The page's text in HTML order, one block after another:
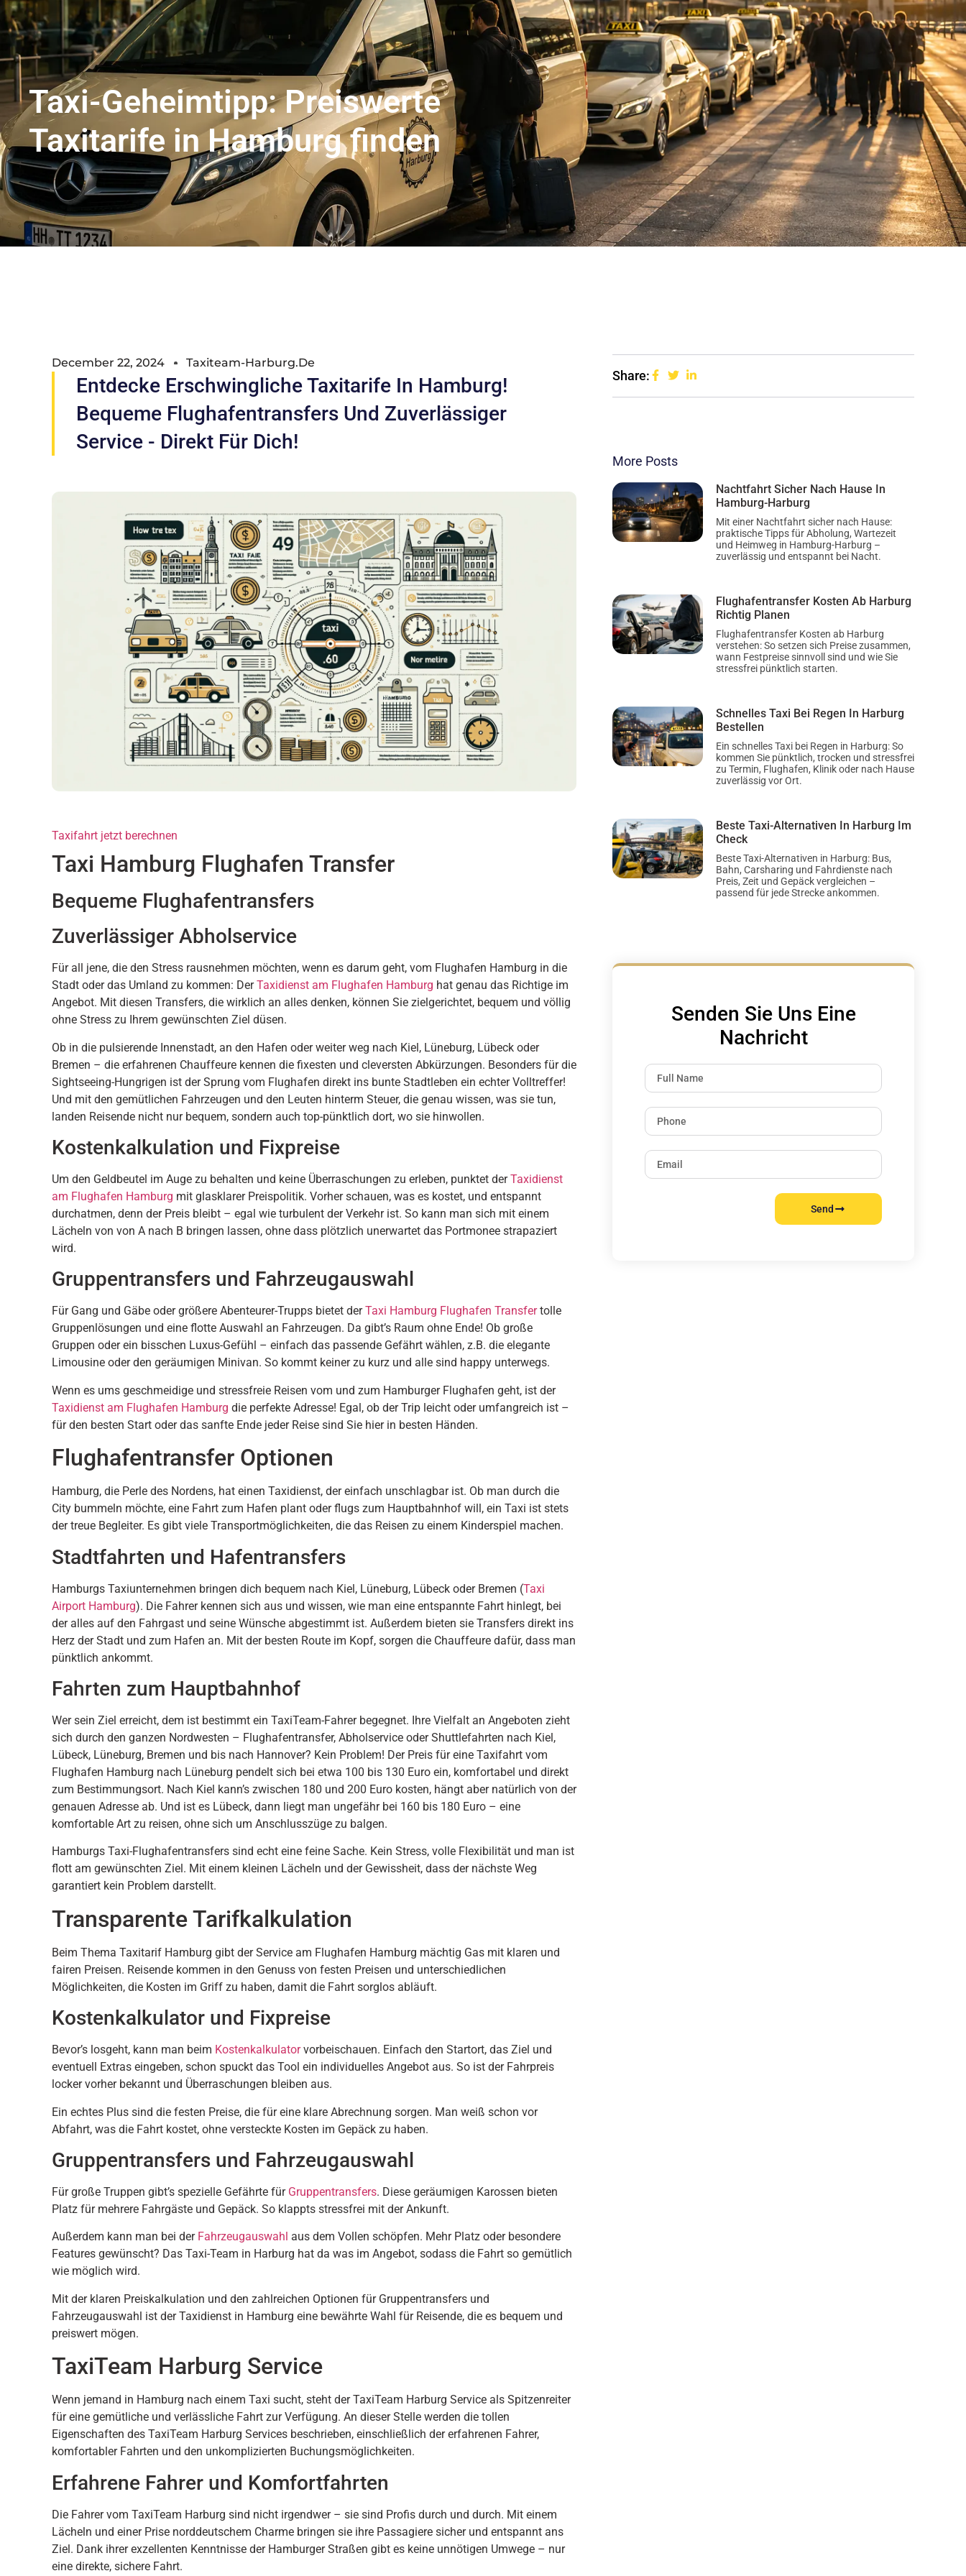
Flughafentransfer Hamburg Unser Abholservice Unser Großraumtaxi Service Krankenfahrten
Blog
Impressum
Mehr
Fahrt
buchen
DE
Taxi-Geheimtipp: Preiswerte
Taxitarife in Hamburg finden
December 22, 2024 Taxiteam-Harburg.de
Entdecke Erschwingliche Taxitarife In Hamburg!
Bequeme Flughafentransfers Und Zuverlässiger
Service - Direkt Für Dich!
Taxifahrt jetzt berechnen
Taxi Hamburg Flughafen Transfer
Bequeme Flughafentransfers
Zuverlässiger Abholservice
Für all jene, die den Stress rausnehmen möchten, wenn es darum geht, vom Flughafen Hamburg in die
Stadt oder das Umland zu kommen: DerTaxidienst am Flughafen Hamburg hat genau das Richtige im
Angebot. Mit diesen Transfers, die wirklich an alles denken, können Sie zielgerichtet, bequem und völlig
ohne Stress zu Ihrem gewünschten Ziel düsen.
Ob in die pulsierende Innenstadt, an den Hafen oder weiter weg nach Kiel, Lüneburg, Lübeck oder
Bremen – die erfahrenen Chauffeure kennen die fixesten und cleversten Abkürzungen. Besonders für die
Sightseeing-Hungrigen ist der Sprung vom Flughafen direkt ins bunte Stadtleben ein echter Volltreffer!
Und mit den gemütlichen Fahrzeugen und den Leuten hinterm Steuer, die genau wissen, was sie tun,
landen Reisende nicht nur bequem, sondern auch top-pünktlich dort, wo sie hinwollen.
Kostenkalkulation und Fixpreise
Um den Geldbeutel im Auge zu behalten und keine Überraschungen zu erleben, punktet derTaxidienst
am Flughafen Hamburg mit glasklarer Preispolitik. Vorher schauen, was es kostet, und entspannt
durchatmen, denn der Preis bleibt – egal wie turbulent der Verkehr ist. So kann man sich mit einem
Lächeln von von A nach B bringen lassen, ohne dass plötzlich unerwartet das Portmonee strapaziert
wird.
Gruppentransfers und Fahrzeugauswahl
Für Gang und Gäbe oder größere Abenteurer-Trupps bietet derTaxi Hamburg Flughafen Transfertolle
Gruppenlösungen und eine flotte Auswahl an Fahrzeugen. Da gibt’s Raum ohne Ende! Ob große
Gruppen oder ein bisschen Luxus-Gefühl – einfach das passende Gefährt wählen, z.B. die elegante
Limousine oder den geräumigen Minivan. So kommt keiner zu kurz und alle sind happy unterwegs.
Wenn es ums geschmeidige und stressfreie Reisen vom und zum Hamburger Flughafen geht, ist der
Taxidienst am Flughafen Hamburg die perfekte Adresse! Egal, ob der Trip leicht oder umfangreich ist –
für den besten Start oder das sanfte Ende jeder Reise sind Sie hier in besten Händen.
Flughafentransfer Optionen
Hamburg, die Perle des Nordens, hat einen Taxidienst, der einfach unschlagbar ist. Ob man durch die
City bummeln möchte, eine Fahrt zum Hafen plant oder flugs zum Hauptbahnhof will, ein Taxi ist stets
der treue Begleiter. Es gibt viele Transportmöglichkeiten, die das Reisen zu einem Kinderspiel machen.
Stadtfahrten und Hafentransfers
Hamburgs Taxiunternehmen bringen dich bequem nach Kiel, Lüneburg, Lübeck oder Bremen (Taxi
Airport Hamburg). Die Fahrer kennen sich aus und wissen, wie man eine entspannte Fahrt hinlegt, bei
der alles auf den Fahrgast und seine Wünsche abgestimmt ist. Außerdem bieten sie Transfers direkt ins
Herz der Stadt und zum Hafen an. Mit der besten Route im Kopf, sorgen die Chauffeure dafür, dass man
pünktlich ankommt.
Fahrten zum Hauptbahnhof
Wer sein Ziel erreicht, dem ist bestimmt ein TaxiTeam-Fahrer begegnet. Ihre Vielfalt an Angeboten zieht
sich durch den ganzen Nordwesten – Flughafentransfer, Abholservice oder Shuttlefahrten nach Kiel,
Lübeck, Lüneburg, Bremen und bis nach Hannover? Kein Problem! Der Preis für eine Taxifahrt vom
Flughafen Hamburg nach Lüneburg pendelt sich bei etwa 100 bis 130 Euro ein, komfortabel und direkt
zum Bestimmungsort. Nach Kiel kann’s zwischen 180 und 200 Euro kosten, hängt aber natürlich von der
genauen Adresse ab. Und ist es Lübeck, dann liegt man ungefähr bei 160 bis 180 Euro – eine
komfortable Art zu reisen, ohne sich um Anschlusszüge zu balgen.
Hamburgs Taxi-Flughafentransfers sind echt eine feine Sache. Kein Stress, volle Flexibilität und man ist
flott am gewünschten Ziel. Mit einem kleinen Lächeln und der Gewissheit, dass der nächste Weg
garantiert kein Problem darstellt.
Transparente Tarifkalkulation
Beim Thema Taxitarif Hamburg gibt der Service am Flughafen Hamburg mächtig Gas mit klaren und
fairen Preisen. Reisende kommen in den Genuss von festen Preisen und unterschiedlichen
Möglichkeiten, die Kosten im Griff zu haben, damit die Fahrt sorglos abläuft.
Kostenkalkulator und Fixpreise
Bevor’s losgeht, kann man beim Kostenkalkulatorvorbeischauen. Einfach den Startort, das Ziel und
eventuell Extras eingeben, schon spuckt das Tool ein individuelles Angebot aus. So ist der Fahrpreis
locker vorher bekannt und Überraschungen bleiben aus.
Ein echtes Plus sind die festen Preise, die für eine klare Abrechnung sorgen. Man weiß schon vor
Abfahrt, was die Fahrt kostet, ohne versteckte Kosten im Gepäck zu haben.
Gruppentransfers und Fahrzeugauswahl
Für große Truppen gibt’s spezielle Gefährte für Gruppentransfers. Diese geräumigen Karossen bieten
Platz für mehrere Fahrgäste und Gepäck. So klappts stressfrei mit der Ankunft.
Außerdem kann man bei der Fahrzeugauswahl aus dem Vollen schöpfen. Mehr Platz oder besondere
Features gewünscht? Das Taxi-Team in Harburg hat da was im Angebot, sodass die Fahrt so gemütlich
wie möglich wird.
Mit der klaren Preiskalkulation und den zahlreichen Optionen für Gruppentransfers und
Fahrzeugauswahl ist der Taxidienst in Hamburg eine bewährte Wahl für Reisende, die es bequem und
preiswert mögen.
TaxiTeam Harburg Service
Wenn jemand in Hamburg nach einem Taxi sucht, steht der TaxiTeam Harburg Service als Spitzenreiter
für eine gemütliche und verlässliche Fahrt zur Verfügung. An dieser Stelle werden die tollen
Eigenschaften des TaxiTeam Harburg Services beschrieben, einschließlich der erfahrenen Fahrer,
komfortabler Fahrten und den unkomplizierten Buchungsmöglichkeiten.
Erfahrene Fahrer und Komfortfahrten
Die Fahrer vom TaxiTeam Harburg sind nicht irgendwer – sie sind Profis durch und durch. Mit einem
Lächeln und einer Prise norddeutschem Charme bringen sie ihre Passagiere sicher und entspannt ans
Ziel. Dank ihrer exzellenten Kenntnisse der Hamburger Straßen gibt es keine unnötigen Umwege – nur
eine direkte, sichere Fahrt.
Share:
More Posts
Nachtfahrt Sicher Nach Hause In
Hamburg-Harburg
Mit einer Nachtfahrt sicher nach Hause:
praktische Tipps für Abholung, Wartezeit
und Heimweg in Hamburg-Harburg –
zuverlässig und entspannt bei Nacht.
Flughafentransfer Kosten Ab Harburg
Richtig Planen
Flughafentransfer Kosten ab Harburg
verstehen: So setzen sich Preise zusammen,
wann Festpreise sinnvoll sind und wie Sie
stressfrei pünktlich starten.
Schnelles Taxi Bei Regen In Harburg
Bestellen
Ein schnelles Taxi bei Regen in Harburg: So
kommen Sie pünktlich, trocken und stressfrei
zu Termin, Flughafen, Klinik oder nach Hause
zuverlässig vor Ort.
Beste Taxi-Alternativen In Harburg Im
Check
Beste Taxi-Alternativen in Harburg: Bus,
Bahn, Carsharing und Fahrdienste nach
Preis, Zeit und Gepäck vergleichen –
passend für jede Strecke ankommen.
Senden Sie Uns Eine
Nachricht
Send